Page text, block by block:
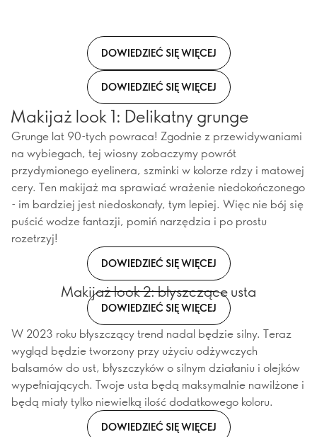
DOWIEDZIEĆ SIĘ WIĘCEJ
DOWIEDZIEĆ SIĘ WIĘCEJ
Makijaż look 1: Delikatny grunge
Grunge lat 90-tych powraca! Zgodnie z przewidywaniami
na wybiegach, tej wiosny zobaczymy powrót
przydymionego eyelinera, szminki w kolorze rdzy i matowej
cery. Ten makijaż ma sprawiać wrażenie niedokończonego
- im bardziej jest niedoskonały, tym lepiej. Więc nie bój się
puścić wodze fantazji, pomiń narzędzia i po prostu
rozetrzyj!
DOWIEDZIEĆ SIĘ WIĘCEJ
Makijaż look 2: błyszczące usta
DOWIEDZIEĆ SIĘ WIĘCEJ
W 2023 roku błyszczący trend nadal będzie silny. Teraz
wygląd będzie tworzony przy użyciu odżywczych
balsamów do ust, błyszczyków o silnym działaniu i olejków
wypełniających. Twoje usta będą maksymalnie nawilżone i
będą miały tylko niewielką ilość dodatkowego koloru.
DOWIEDZIEĆ SIĘ WIĘCEJ